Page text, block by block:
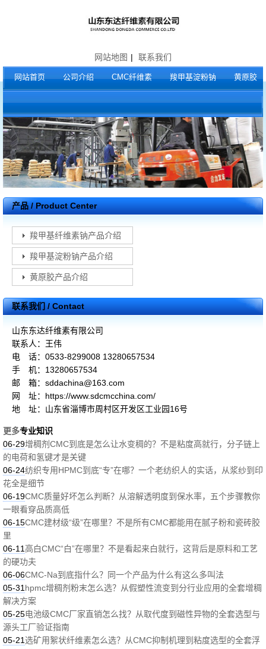
网站地图 | 联系我们
网站首页 公司介绍 CMC纤维素 羧甲基淀粉钠 黄原胶
产品 / Product Center
羧甲基纤维素钠产品介绍
羧甲基淀粉钠产品介绍
黄原胶产品介绍
联系我们 / Contact
山东东达纤维素有限公司
联系人：王伟
电 话：0533-8299008 13280657534
手 机：13280657534
邮 箱：sddachina@163.com
网 址：https://www.sdcmcchina.com/
地 址：山东省淄博市周村区开发区工业园16号
更多专业知识
06-29增稠剂CMC到底是怎么让水变稠的？不是粘度高就行，分子链上
的电荷和氢键才是关键
06-24纺织专用HPMC到底“专”在哪？一个老纺织人的实话，从浆纱到印
花全是细节
06-19CMC质量好坏怎么判断？从溶解透明度到保水率，五个步骤教你
一眼看穿品质高低
06-15CMC建材级“级”在哪里？不是所有CMC都能用在腻子粉和瓷砖胶
里
06-11高白CMC“白”在哪里？不是看起来白就行，这背后是原料和工艺
的硬功夫
06-06CMC-Na到底指什么？同一个产品为什么有这么多叫法
05-31 hpmc增稠剂粉末怎么选？从假塑性流变到分行业应用的全套增稠
解决方案
05-25电池级CMC厂家直销怎么找？从取代度到磁性异物的全套选型与
源头工厂验证指南
05-21选矿用絮状纤维素怎么选？从CMC抑制机理到粘度选型的全套浮